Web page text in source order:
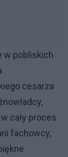
w pobliskich
cesarza
cały proces
fachowcy,